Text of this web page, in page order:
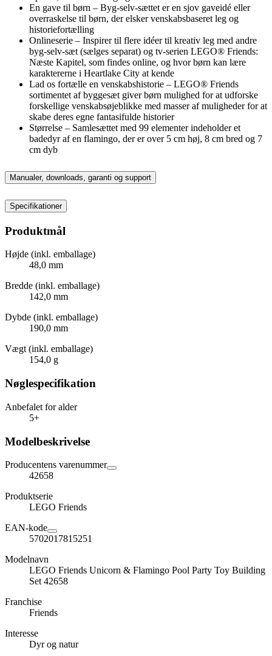
En gave til børn – Byg-selv-sættet er en sjov gaveidé eller
overraskelse til børn, der elsker venskabsbaseret leg og
historiefortælling
Onlineserie – Inspirer til flere idéer til kreativ leg med andre
byg-selv-sæt (sælges separat) og tv-serien LEGO® Friends:
Næste Kapitel, som findes online, og hvor børn kan lære
karaktererne i Heartlake City at kende
Lad os fortælle en venskabshistorie – LEGO® Friends
sortimentet af byggesæt giver børn mulighed for at udforske
forskellige venskabsøjeblikke med masser af muligheder for at
skabe deres egne fantasifulde historier
Størrelse – Samlesættet med 99 elementer indeholder et
badedyr af en flamingo, der er over 5 cm høj, 8 cm bred og 7
cm dyb
Manualer, downloads, garanti og support
Specifikationer
Produktmål
Højde (inkl. emballage)
48,0 mm
Bredde (inkl. emballage)
142,0 mm
Dybde (inkl. emballage)
190,0 mm
Vægt (inkl. emballage)
154,0 g
Nøglespecifikation
Anbefalet for alder
5+
Modelbeskrivelse
Producentens varenummer
42658
Produktserie
LEGO Friends
EAN-kode
5702017815251
Modelnavn
LEGO Friends Unicorn & Flamingo Pool Party Toy Building
Set 42658
Franchise
Friends
Interesse
Dyr og natur